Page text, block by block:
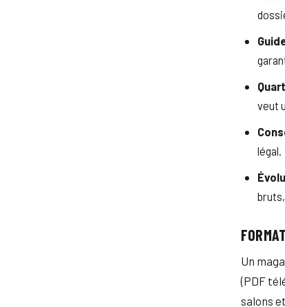
veut
légal.
Un
(PDF
salons